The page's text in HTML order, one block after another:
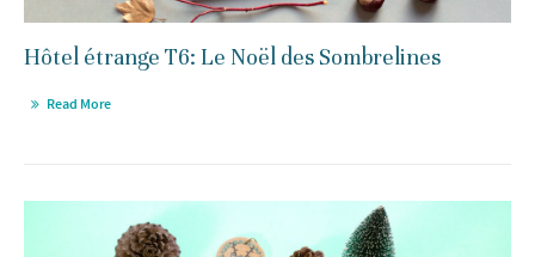
Hôtel étrange T6: Le Noël des Sombrelines
Read More